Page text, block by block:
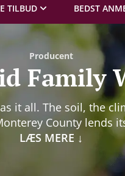
TILBUD BEDST
Producent
Family
it all. The soil, the
County lends
which means you
Med kvalitet,
hører
LÆS MERE ↓